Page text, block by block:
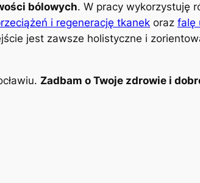
bólowych. W pracy wykorzystuję
i regenerację tkanek oraz falę
jest zawsze holistyczne i
Zadbam o Twoje zdrowie i